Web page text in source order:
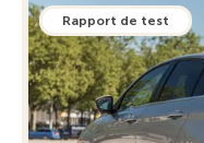
Rapport de test